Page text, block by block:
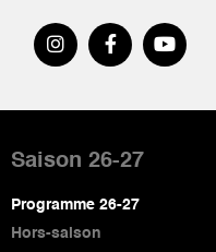
de
page
Saison 26-27
Programme 26-27
Hors-saison